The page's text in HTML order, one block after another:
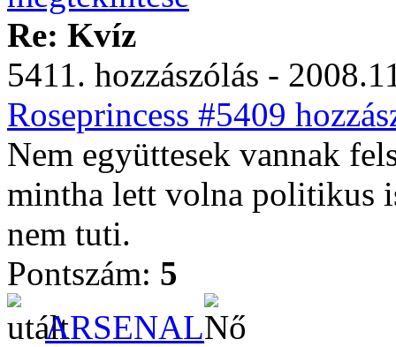
Re: Kvíz
5411. hozzászólás -
Roseprincess #5409
Nem együttesek vannak
mintha lett volna politikus
nem tuti.
Pontszám: 5
ARSENAL